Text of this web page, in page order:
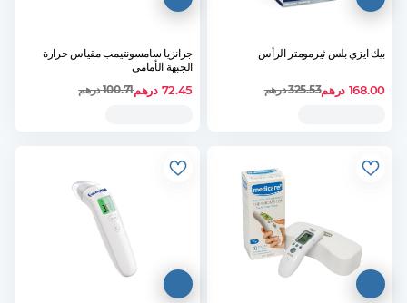
بيك ايزي بلس ثيرمومتر الرأس
168.00 درهم325.53درهم
جرانزيا سامسونتيمب مقياس حرارة
الجبهة الأمامي
72.45 درهم100.71درهم